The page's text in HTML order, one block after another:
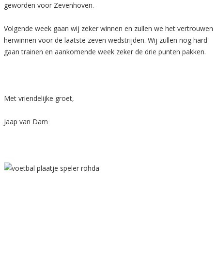
geworden voor Zevenhoven.
Volgende week gaan wij zeker winnen en zullen we het vertrouwen
herwinnen voor de laatste zeven wedstrijden. Wij zullen nog hard
gaan trainen en aankomende week zeker de drie punten pakken.
Met vriendelijke groet,
Jaap van Dam